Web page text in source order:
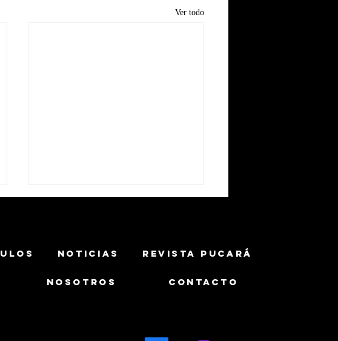
Ver todo
NOTICIAS REVISTA PUCARÁ
NOSOTROS CONTACTO